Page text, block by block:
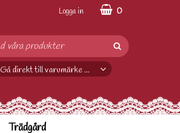
Logga in 0
Gå direkt till varumärke ...
Trädgård